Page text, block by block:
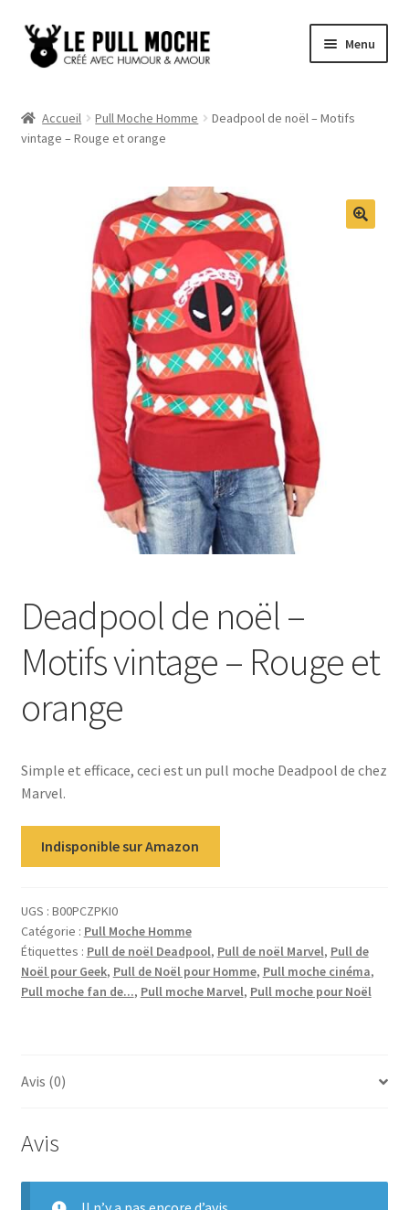
Aller
Aller
au
Menu
Pull Noël Femme
Pull Noël Promo
Accueil Pull Moche Homme
Deadpool de noël – Motifs
vintage – Rouge et orange
Deadpool de noël –
Motifs vintage – Rouge et
orange
Simple et efficace, ceci est un pull moche Deadpool de chez
Marvel.
Indisponible sur Amazon
UGS : B00PCZPKI0
Catégorie : Pull Moche Homme
Étiquettes : Pull de noël Deadpool, Pull de noël Marvel, Pull de
Noël pour Geek, Pull de Noël pour Homme, Pull moche cinéma,
Pull moche fan de..., Pull moche Marvel, Pull moche pour Noël
Avis (0)
Avis